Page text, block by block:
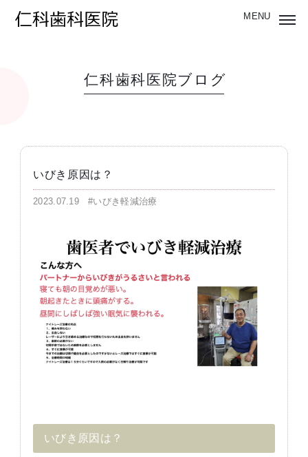
仁科歯科医院ブログ
いびき原因は？
2023.07.19#いびき軽減治療
いびき原因は？